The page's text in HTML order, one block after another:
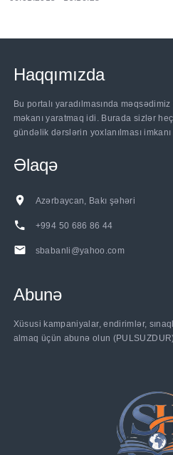
Haqqımızda
Bu portalı yaradılmasında
məkanı yaratmaq idi. Burada sizlər
gündəlik dərslərin yoxlanılması imkanı
Əlaqə
Azərbaycan, Bakı şəhəri
+994 50 686 86 44
sbabanli@yahoo.com
Abunə
Xüsusi kampaniyalar, endirimlər,
almaq üçün abunə olun